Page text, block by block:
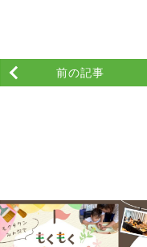
前の記事